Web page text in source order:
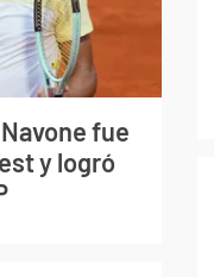
fue
y logró